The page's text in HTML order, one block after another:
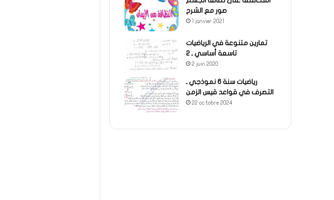
صور مع الشرح
1 janvier 2021
تمارين متنوعة في الرياضيات
تاسعة أساسي ـ 2
2 juin 2020
رياضيات سنة 6 نموذجي ـ
التصرف في قواعد قيس الزمن
22 octobre 2024